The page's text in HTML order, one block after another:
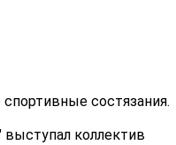
состязания.
коллектив